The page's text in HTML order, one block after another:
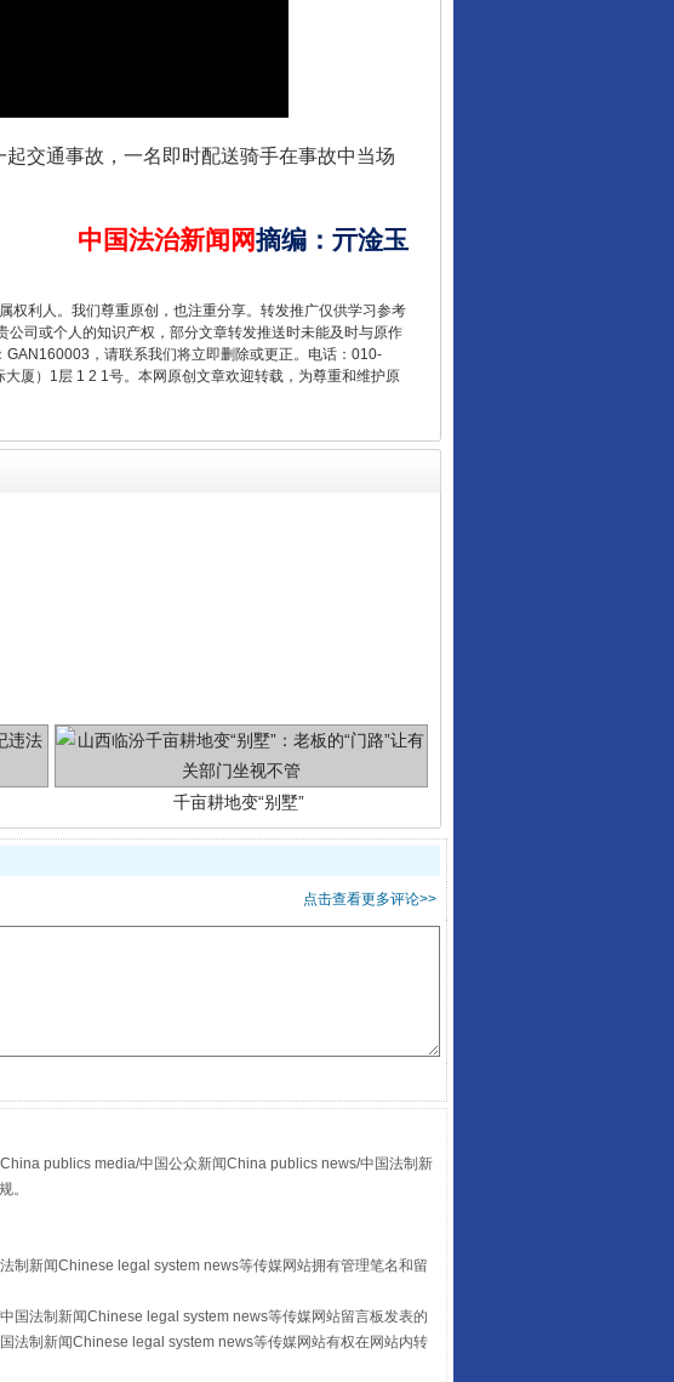
交通事故，一名即时配送骑手在事故中当场
中国法治新闻网摘编 ： 亓淦玉
权利人。我们尊重原创，也注重分享。转发推广仅供学习参考
司或个人的知识产权，部分文章转发推送时未能及时与原作
，请联系我们将立即删除或更正。电话：010-
厦）1层 1 2 1号。本网原创文章欢迎转载，为尊重和维护原
新中国诞生的见证
习近平的“航天情”
点击查看更多评论>>
publics media/中国公众新闻China publics news/中国法制新
。
制新闻Chinese legal system news等传媒网站拥有管理笔名和留
国法制新闻Chinese legal system news等传媒网站留言板发表的
法制新闻Chinese legal system news等传媒网站有权在网站内转